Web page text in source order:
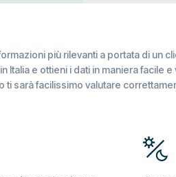
più rilevanti a portata di un
Italia e ottieni i dati in maniera facile
ti sarà facilissimo valutare